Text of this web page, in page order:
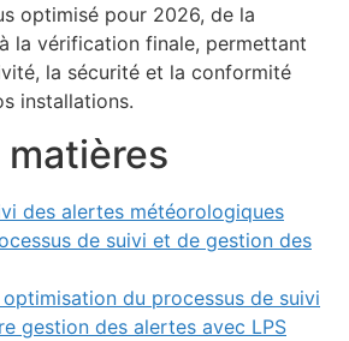
optimisé pour 2026, de la
la vérification finale, permettant
la sécurité et la conformité
installations.
matières
des alertes météorologiques
de suivi et de gestion des
du processus de suivi
gestion des alertes avec LPS